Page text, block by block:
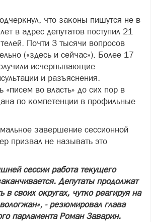
что законы пишутся не в
в адрес депутатов поступил 21
Почти 3 тысячи вопросов
(«здесь и сейчас»). Более 17
исчерпывающие
и разъяснения.
«писем во власть» до сих пор в
по компетенции в профильные
завершение сессионной
призвал не называть это
сессии работа текущего
Депутаты продолжат
в своих округах, чутко реагируя на
- резюмировал глава
парламента Роман Заварин.